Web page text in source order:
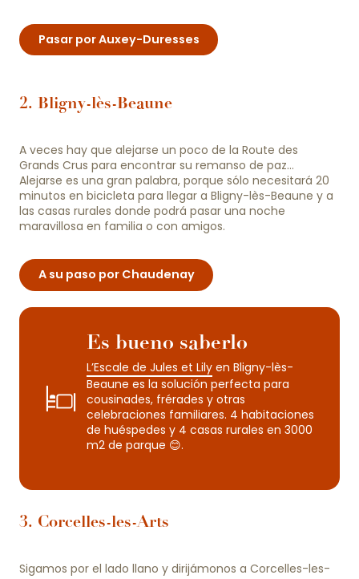
Pasar por Auxey-Duresses
2. Bligny-lès-Beaune
A veces hay que alejarse un poco de la Route des
Grands Crus para encontrar su remanso de paz…
Alejarse es una gran palabra, porque sólo necesitará 20
minutos en bicicleta para llegar a Bligny-lès-Beaune y a
las casas rurales donde podrá pasar una noche
maravillosa en familia o con amigos.
A su paso por Chaudenay
Es bueno saberlo
L’Escale de Jules et Lily en Bligny-lès-
Beaune es la solución perfecta para
cousinades, frérades y otras
celebraciones familiares. 4 habitaciones
de huéspedes y 4 casas rurales en 3000
m2 de parque 😊.
3. Corcelles-les-Arts
Sigamos por el lado llano y dirijámonos a Corcelles-les-